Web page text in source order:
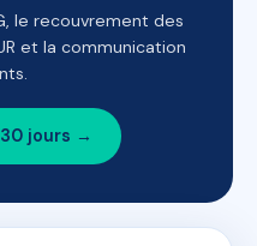
le recouvrement des
et la communication
jours →